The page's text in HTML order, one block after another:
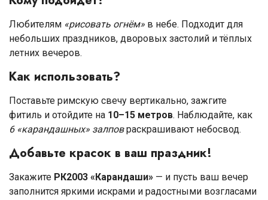
Любителям «рисовать огнём» в небе. Подходит для
небольших праздников, дворовых застолий и тёплых
летних вечеров.
Как использовать?
Поставьте римскую свечу вертикально, зажгите
фитиль и отойдите на 10–15 метров. Наблюдайте, как
6 «карандашных» залповраскрашивают небосвод.
Добавьте красок в ваш праздник!
Закажите РК2003 «Карандаши» — и пусть ваш вечер
заполнится яркими искрами и радостными возгласами